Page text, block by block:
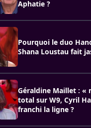
Aphatie ?
Pourquoi le duo
Shana Loustau fait
Géraldine Maillet : «
total sur W9, Cyril
franchi la ligne ?